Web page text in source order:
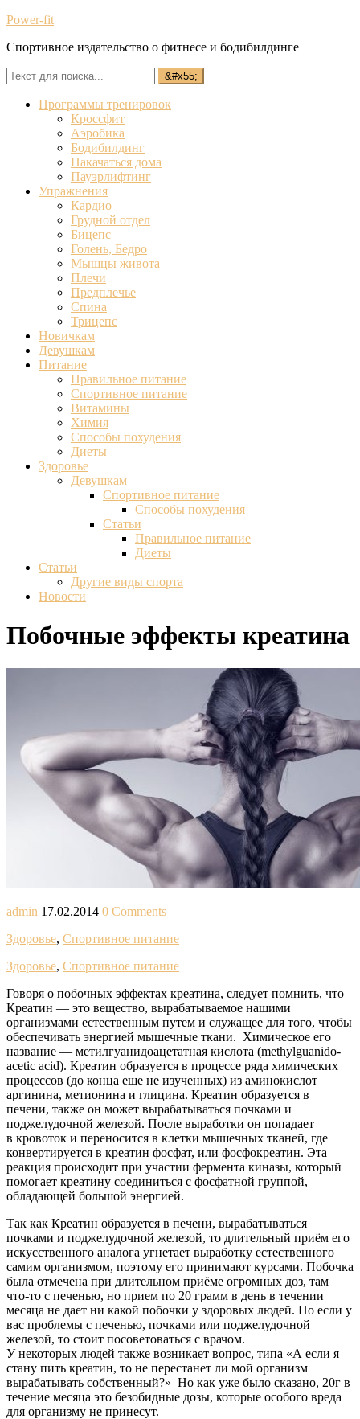
Power-fit
Спортивное издательство о фитнесе и бодибилдинге
Программы тренировок
Кроссфит
Аэробика
Бодибилдинг
Накачаться дома
Пауэрлифтинг
Упражнения
Кардио
Грудной отдел
Бицепс
Голень, Бедро
Мышцы живота
Плечи
Предплечье
Спина
Трицепс
Новичкам
Девушкам
Питание
Правильное питание
Спортивное питание
Витамины
Химия
Способы похудения
Диеты
Здоровье
Девушкам
Спортивное питание
Способы похудения
Статьи
Правильное питание
Диеты
Статьи
Другие виды спорта
Новости
Побочные эффекты креатина
admin 17.02.2014 0 Comments
Здоровье, Спортивное питание
Здоровье, Спортивное питание
Говоря о побочных эффектах креатина, следует помнить, что
Креатин — это вещество, вырабатываемое нашими
организмами естественным путем и служащее для того, чтобы
обеспечивать энергией мышечные ткани. Химическое его
название — метилгуанидоацетатная кислота (methylguanido-
acetic acid). Креатин образуется в процессе ряда химических
процессов (до конца еще не изученных) из аминокислот
аргинина, метионина и глицина. Креатин образуется в
печени, также он может вырабатываться почками и
поджелудочной железой. После выработки он попадает
в кровоток и переносится в клетки мышечных тканей, где
конвертируется в креатин фосфат, или фосфокреатин. Эта
реакция происходит при участии фермента киназы, который
помогает креатину соединиться с фосфатной группой,
обладающей большой энергией.
Так как Креатин образуется в печени, вырабатываться
почками и поджелудочной железой, то длительный приём его
искусственного аналога угнетает выработку естественного
самим организмом, поэтому его принимают курсами. Побочка
была отмечена при длительном приёме огромных доз, там
что-то с печенью, но прием по 20 грамм в день в течении
месяца не дает ни какой побочки у здоровых людей. Но если у
вас проблемы с печенью, почками или поджелудочной
железой, то стоит посоветоваться с врачом.
У некоторых людей также возникает вопрос, типа «А если я
стану пить креатин, то не перестанет ли мой организм
вырабатывать собственный?» Но как уже было сказано, 20г в
течение месяца это безобидные дозы, которые особого вреда
для организму не принесут.